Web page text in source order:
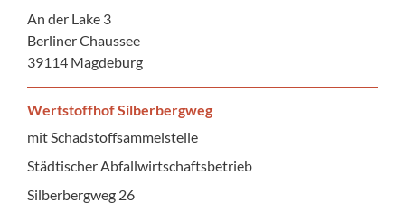
An der Lake 3
Berliner Chaussee
39114 Magdeburg
Wertstoffhof Silberbergweg
mit Schadstoffsammelstelle
Städtischer Abfallwirtschaftsbetrieb
Silberbergweg 26